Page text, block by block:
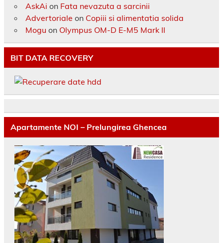
AskAi on Fata nevazuta a sarcinii
Advertoriale on Copiii si alimentatia solida
Mogu on Olympus OM-D E-M5 Mark II
BIT DATA RECOVERY
Apartamente NOI – Prelungirea Ghencea